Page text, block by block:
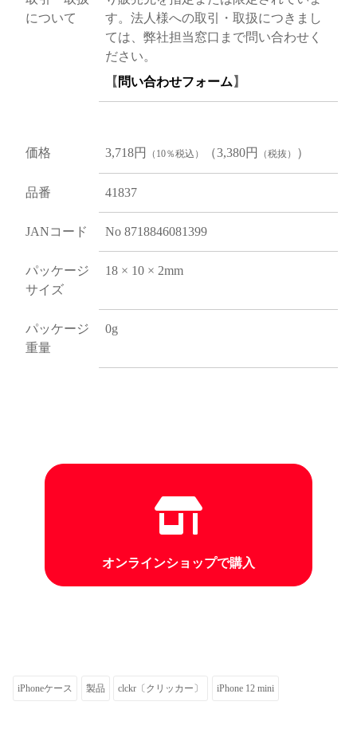
について
す。法人様への取引・取扱につきまし
ては、弊社担当窓口まで問い合わせく
ださい。
【 問い合わせフォーム 】
価格 3,718円 （10％税込） （3,380円 （税抜） ）
品番 41837
JANコード No 8718846081399
パッケージ
サイズ
18 × 10 × 2mm
パッケージ
重量
0g
オンラインショップで購入
iPhoneケース 製品 clckr〔クリッカー〕 iPhone 12 mini